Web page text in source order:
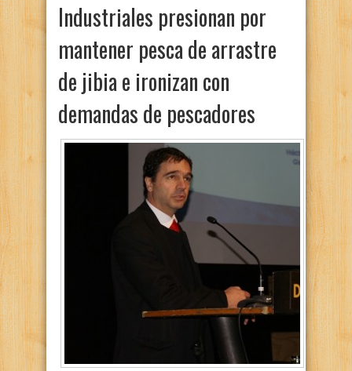
Industriales presionan por
mantener pesca de arrastre
de jibia e ironizan con
demandas de pescadores